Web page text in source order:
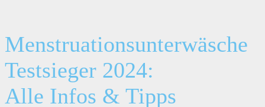
Menstruationsunterwäsche
Testsieger 2024:
Alle Infos & Tipps